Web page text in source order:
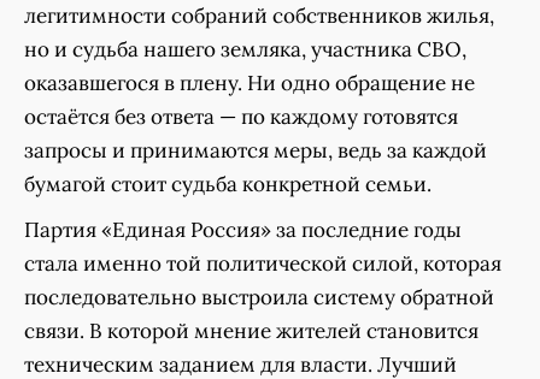
легитимности собраний собственников жилья,
но и судьба нашего земляка, участника СВО,
оказавшегося в плену. Ни одно обращение не
остаётся без ответа — по каждому готовятся
запросы и принимаются меры, ведь за каждой
бумагой стоит судьба конкретной семьи.
Партия «Единая Россия» за последние годы
стала именно той политической силой, которая
последовательно выстроила систему обратной
связи. В которой мнение жителей становится
техническим заданием для власти. Лучший